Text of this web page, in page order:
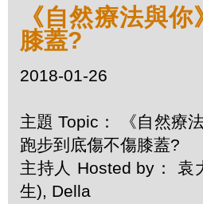
《自然療法與
膝蓋?
2018-01-26
主題 Topic： 《自然療
跑步到底傷不傷膝蓋?
主持人 Hosted by： 袁
生), Della